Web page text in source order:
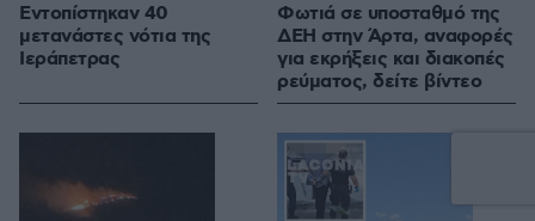
Εντοπίστηκαν 40
μετανάστες νότια της
Ιεράπετρας
Φωτιά σε υποσταθμό της
ΔΕΗ στην Άρτα, αναφορές
για εκρήξεις και διακοπές
ρεύματος, δείτε βίντεο